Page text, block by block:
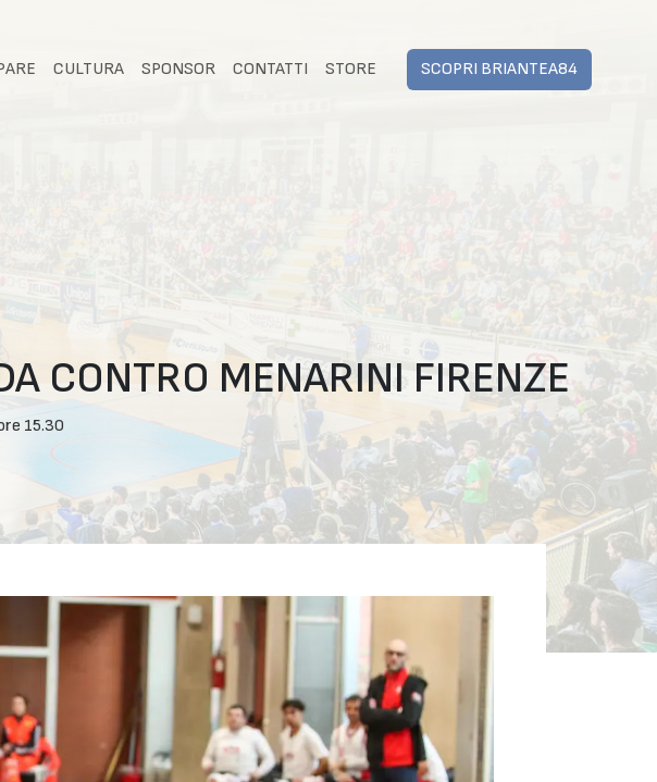
CULTURA SPONSOR CONTATTI STORE SCOPRI BRIANTEA84
CONTRO MENARINI FIRENZE
15.30